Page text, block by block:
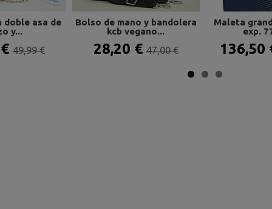
doble asa de
y...
49,99 €
Bolso de mano y bandolera
kcb vegano...
28,20 € 47,00 €
Maleta
exp.
136,50